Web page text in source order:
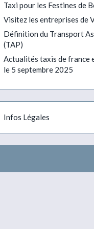
Taxi pour les Festines de
Visitez les entreprises de
Définition du Transport
(TAP)
Actualités taxis de france
le 5 septembre 2025
Infos Légales